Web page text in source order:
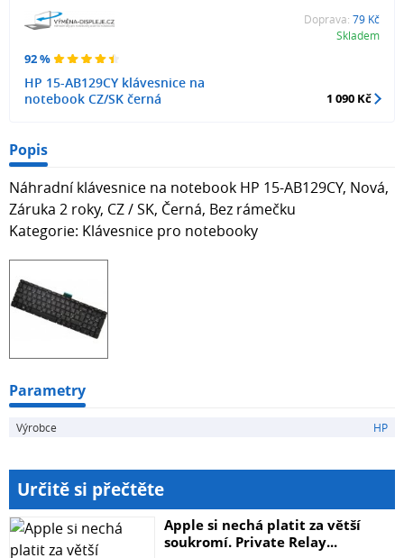
92 %
HP 15-AB129CY klávesnice na
notebook CZ/SK černá
Doprava: 79 Kč
Skladem
1 090 Kč
Popis
Náhradní klávesnice na notebook HP 15-AB129CY, Nová,
Záruka 2 roky, CZ / SK, Černá, Bez rámečku
Kategorie: Klávesnice pro notebooky
Parametry
Výrobce HP
Určitě si přečtěte
Apple si nechá platit za větší
soukromí. Private Relay...